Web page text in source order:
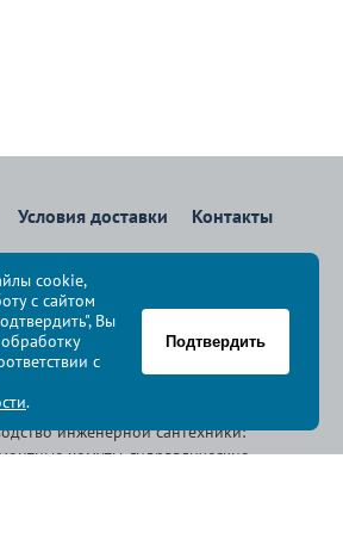
Условия доставки Контакты
до 17:00 по Москве
», 2009-2026
инженерной сантехники:
хомуты, гидравлические
cookie,
с сайтом
Вы
с
.
Подтвердить